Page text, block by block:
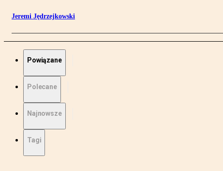
Jeremi Jędrzejkowski
Powiązane
Polecane
Najnowsze
Tagi